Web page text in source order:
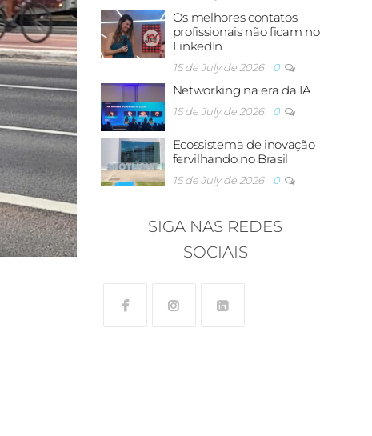
Os melhores contatos
profissionais não ficam no
LinkedIn
15 de July de 2026 0
Networking na era da IA
15 de July de 2026 0
Ecossistema de inovação
fervilhando no Brasil
15 de July de 2026 0
SIGA NAS REDES
SOCIAIS